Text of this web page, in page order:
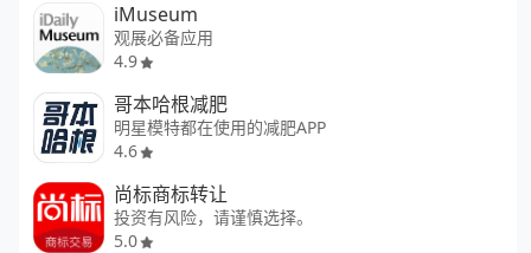
iMuseum
观展必备应用
4.9
哥本哈根减肥
明星模特都在使用的减肥APP
4.6
尚标商标转让
投资有风险，请谨慎选择。
5.0